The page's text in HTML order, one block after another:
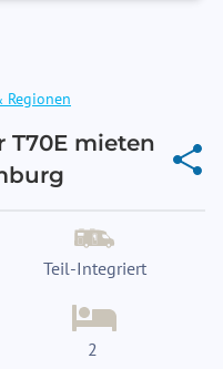
Regionen
T70E mieten
Teil-Integriert
2